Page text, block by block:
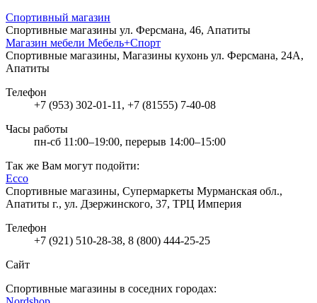
Спортивный магазин
Спортивные магазины ул. Ферсмана, 46, Апатиты
Магазин мебели Мебель+Спорт
Спортивные магазины, Магазины кухонь ул. Ферсмана, 24А,
Апатиты
Телефон
+7 (953) 302-01-11, +7 (81555) 7-40-08
Часы работы
пн-сб 11:00–19:00, перерыв 14:00–15:00
Так же Вам могут подойти:
Ecco
Спортивные магазины, Супермаркеты Мурманская обл.,
Апатиты г., ул. Дзержинского, 37, ТРЦ Империя
Телефон
+7 (921) 510-28-38, 8 (800) 444-25-25
Сайт
Спортивные магазины в соседних городах: